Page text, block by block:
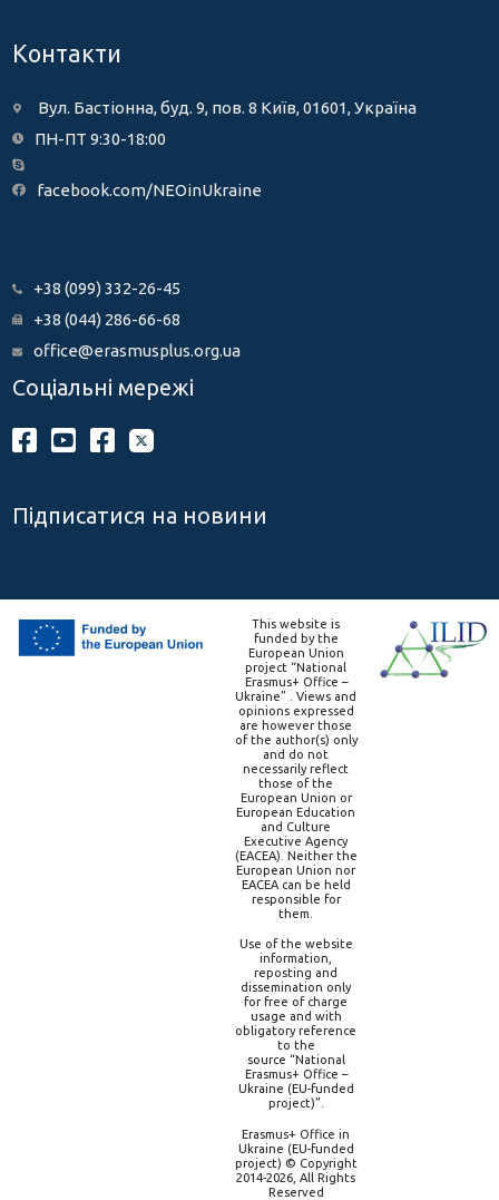
Контакти
Вул. Бастіонна, буд. 9, пов. 8 Київ, 01601, Україна
ПН-ПТ 9:30-18:00
facebook.com/NEOinUkraine
+38 (099) 332-26-45
+38 (044) 286-66-68
office@erasmusplus.org.ua
Соціальні мережі
Підписатися на новини
This website is
funded by the
European Union
project “National
Erasmus+ Office –
Ukraine” . Views and
opinions expressed
are however those
of the author(s) only
and do not
necessarily reflect
those of the
European Union or
European Education
and Culture
Executive Agency
(EACEA). Neither the
European Union nor
EACEA can be held
responsible for
them.
Use of the website
information,
reposting and
dissemination only
for free of charge
usage and with
obligatory reference
to the
source “National
Erasmus+ Office –
Ukraine (EU-funded
project)”.
Erasmus+ Office in
Ukraine (EU-funded
project) © Copyright
2014-2026, All Rights
Reserved